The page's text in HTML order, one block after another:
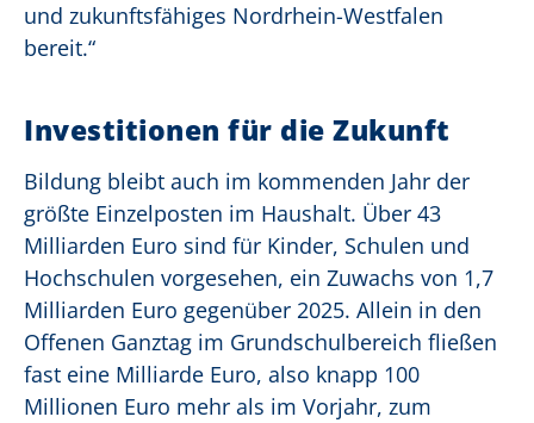
und zukunftsfähiges Nordrhein-Westfalen
bereit.“
Investitionen für die Zukunft
Bildung bleibt auch im kommenden Jahr der
größte Einzelposten im Haushalt. Über 43
Milliarden Euro sind für Kinder, Schulen und
Hochschulen vorgesehen, ein Zuwachs von 1,7
Milliarden Euro gegenüber 2025. Allein in den
Offenen Ganztag im Grundschulbereich fließen
fast eine Milliarde Euro, also knapp 100
Millionen Euro mehr als im Vorjahr, zum